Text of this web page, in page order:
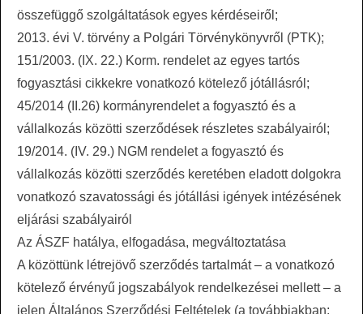
összefüggő szolgáltatások egyes kérdéseiről;
2013. évi V. törvény a Polgári Törvénykönyvről (PTK);
151/2003. (IX. 22.) Korm. rendelet az egyes tartós
fogyasztási cikkekre vonatkozó kötelező jótállásról;
45/2014 (II.26) kormányrendelet a fogyasztó és a
vállalkozás közötti szerződések részletes szabályairól;
19/2014. (IV. 29.) NGM rendelet a fogyasztó és
vállalkozás közötti szerződés keretében eladott dolgokra
vonatkozó szavatossági és jótállási igények intézésének
eljárási szabályairól
Az ÁSZF hatálya, elfogadása, megváltoztatása
A közöttünk létrejövő szerződés tartalmát – a vonatkozó
kötelező érvényű jogszabályok rendelkezései mellett – a
jelen Általános Szerződési Feltételek (a továbbiakban: